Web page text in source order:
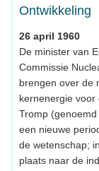
Ontwikkeling
26 april 1960
De minister van
Commissie
brengen over de
kernenergie voor
Tromp
een nieuwe
de wetenschap;
plaats naar de